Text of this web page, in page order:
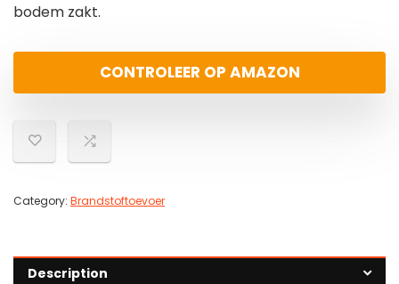
bodem zakt.
CONTROLEER OP AMAZON
Category: Brandstoftoevoer
Description